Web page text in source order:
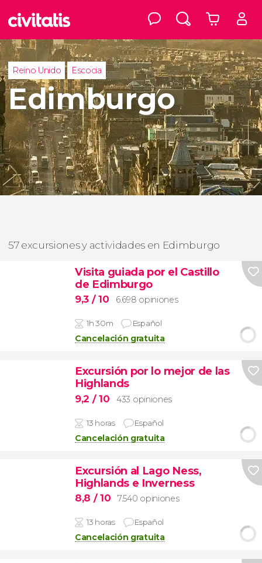
Reino Unido Escocia
Edimburgo
57 excursiones y actividades en Edimburgo
Visita guiada por el Castillo
de Edimburgo
9,3 / 10 6.698 opiniones
1h 30m Español
Cancelación gratuita
Excursión por lo mejor de las
Highlands
9,2 / 10 433 opiniones
13 horas Español
Cancelación gratuita
Excursión al Lago Ness,
Highlands e Inverness
8,8 / 10 7.540 opiniones
13 horas Español
Cancelación gratuita